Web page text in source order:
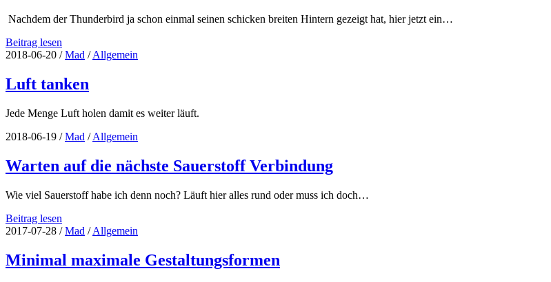
Nachdem der Thunderbird ja schon einmal seinen schicken breiten Hintern gezeigt hat, hier jetzt ein…
Beitrag lesen
von
2018-06-20 /Mad /Allgemein
Luft tanken
Jede Menge Luft holen damit es weiter läuft.
2018-06-19 /Mad /Allgemein
Warten auf die nächste Sauerstoff Verbindung
Wie viel Sauerstoff habe ich denn noch? Läuft hier alles rund oder muss ich doch…
Beitrag lesen
auf
nächste
Sauerstoff
2017-07-28 /Mad /Allgemein
Minimal maximale Gestaltungsformen